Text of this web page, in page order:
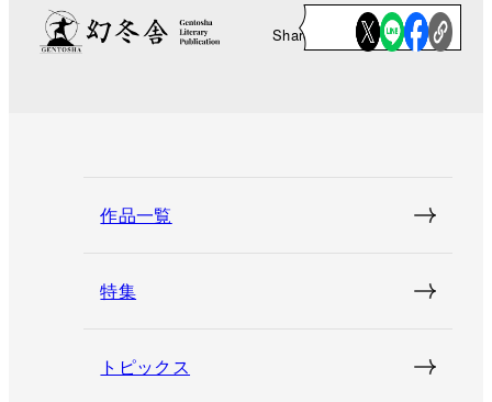
Share
作品一覧
特集
トピックス